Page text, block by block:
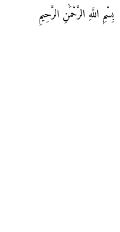
بِسْمِ اللَّهِ الرَّحْمَٰنِ الرَّحِيمِ